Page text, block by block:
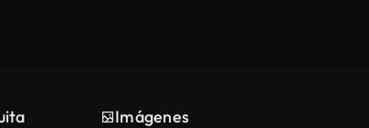
Imágenes